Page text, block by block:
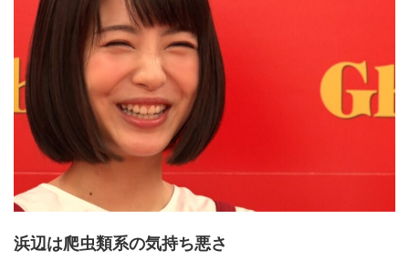
浜辺は爬虫類系の気持ち悪さ